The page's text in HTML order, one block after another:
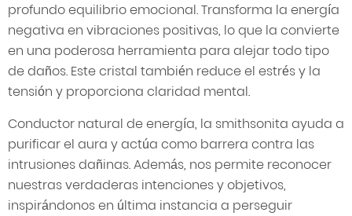
profundo equilibrio emocional. Transforma la energía
negativa en vibraciones positivas, lo que la convierte
en una poderosa herramienta para alejar todo tipo
de daños. Este cristal también reduce el estrés y la
tensión y proporciona claridad mental.
Conductor natural de energía, la smithsonita ayuda a
purificar el aura y actúa como barrera contra las
intrusiones dañinas. Además, nos permite reconocer
nuestras verdaderas intenciones y objetivos,
inspirándonos en última instancia a perseguir